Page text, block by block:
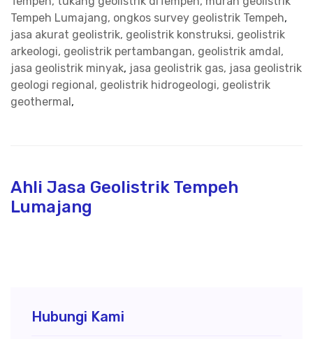
Tempeh Lumajang, ongkos survey geolistrik Tempeh,
jasa akurat geolistrik, geolistrik konstruksi, geolistrik
arkeologi, geolistrik pertambangan, geolistrik amdal,
jasa geolistrik minyak, jasa geolistrik gas, jasa geolistrik
geologi regional, geolistrik hidrogeologi, geolistrik
geothermal ,
Ahli Jasa Geolistrik Tempeh
Lumajang
Hubungi Kami